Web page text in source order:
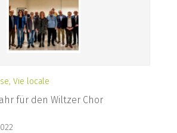
Vie locale
für den Wiltzer Chor